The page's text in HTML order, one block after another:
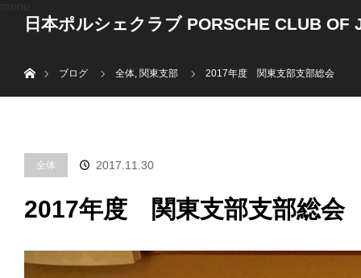
日本ポルシェクラブ PORSCHE CLUB OF
ブログ
全体, 関東支部 2017年度 関東支部支部総会
全体 2017.11.30
2017年度 関東支部支部総会